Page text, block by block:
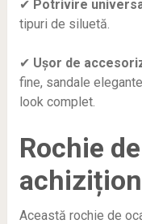
✔ Potrivire
tipuri de siluetă.
✔ Ușor de
fine, sandale
look complet.
Rochie
Această rochie de